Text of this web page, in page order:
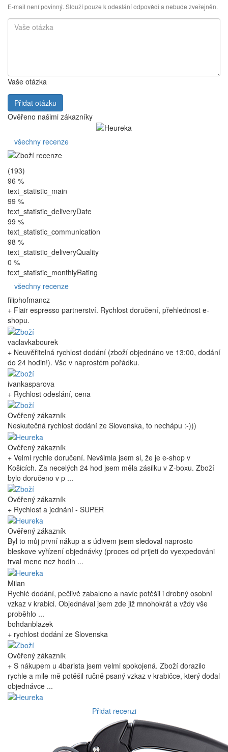
E-mail není povinný. Slouží pouze k odeslání odpovědi a nebude zveřejněn.
Vaše otázka
Přidat otázku
Ověřeno našimi zákazníky
všechny recenze
(193)
96 %
text_statistic_main
99 %
text_statistic_deliveryDate
99 %
text_statistic_communication
98 %
text_statistic_deliveryQuality
0 %
text_statistic_monthlyRating
všechny recenze
filiphofmancz
+ Flair espresso partnerství. Rychlost doručení, přehlednost e-
shopu.
vaclavkabourek
+ Neuvěřitelná rychlost dodání (zboží objednáno ve 13:00, dodání
do 24 hodin!). Vše v naprostém pořádku.
ivankasparova
+ Rychlost odeslání, cena
Ověřený zákazník
Neskutečná rychlost dodání ze Slovenska, to nechápu :-)))
Ověřený zákazník
+ Velmi rychle doručení. Nevšimla jsem si, že je e-shop v
Košicích. Za necelých 24 hod jsem měla zásilku v Z-boxu. Zboží
bylo doručeno v p ...
Ověřený zákazník
+ Rychlost a jednání - SUPER
Ověřený zákazník
Byl to můj první nákup a s údivem jsem sledoval naprosto
bleskove vyřízení objednávky (proces od prijeti do vyexpedováni
trval mene nez hodin ...
Milan
Rychlé dodání, pečlivě zabaleno a navíc potěšil i drobný osobní
vzkaz v krabici. Objednával jsem zde již mnohokrát a vždy vše
proběhlo ...
bohdanblazek
+ rychlost dodání ze Slovenska
Ověřený zákazník
+ S nákupem u 4barista jsem velmi spokojená. Zboží dorazilo
rychle a mile mě potěšil ručně psaný vzkaz v krabičce, který dodal
objednávce ...
Přidat recenzi